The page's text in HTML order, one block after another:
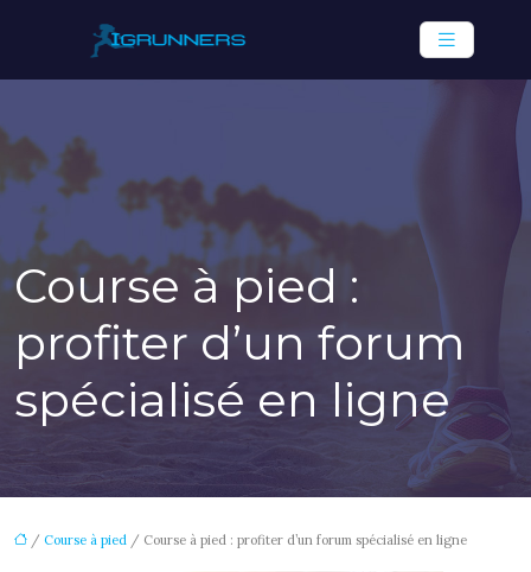
Course à pied :
profiter d’un forum
spécialisé en ligne
/ Course à pied / Course à pied : profiter d’un forum spécialisé en ligne